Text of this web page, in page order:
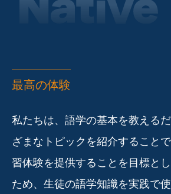
最高の体験
私たちは、語学の基本を教える
ざまなトピックを紹介すること
習体験を提供することを目標と
ため、生徒の語学知識を実践で使